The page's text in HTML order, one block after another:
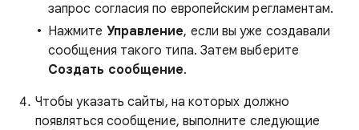
запрос согласия по европейским регламентам.
Нажмите Управление, если вы уже создавали
сообщения такого типа. Затем выберите
Создать сообщение.
Чтобы указать сайты, на которых должно
появляться сообщение, выполните следующие